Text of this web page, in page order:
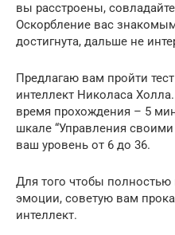
вы расстроены,
Оскорбление вас
достигнута, дальше не
Предлагаю вам пройти
интеллект Николаса
время прохождения – 5
шкале “Управления
ваш уровень от 6 до 36.
Для того чтобы полностью
эмоции, советую вам
интеллект.